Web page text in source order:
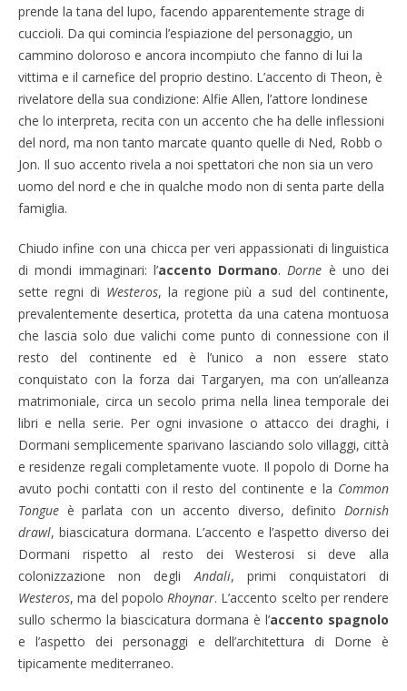
prende la tana del lupo, facendo apparentemente strage di
cuccioli. Da qui comincia l’espiazione del personaggio, un
cammino doloroso e ancora incompiuto che fanno di lui la
vittima e il carnefice del proprio destino. L’accento di Theon, è
rivelatore della sua condizione: Alfie Allen, l’attore londinese
che lo interpreta, recita con un accento che ha delle inflessioni
del nord, ma non tanto marcate quanto quelle di Ned, Robb o
Jon. Il suo accento rivela a noi spettatori che non sia un vero
uomo del nord e che in qualche modo non di senta parte della
famiglia.
Chiudo infine con una chicca per veri appassionati di linguistica
di mondi immaginari: l’accento Dormano.Dorne è uno dei
sette regni di Westeros, la regione più a sud del continente,
prevalentemente desertica, protetta da una catena montuosa
che lascia solo due valichi come punto di connessione con il
resto del continente ed è l’unico a non essere stato
conquistato con la forza dai Targaryen, ma con un’alleanza
matrimoniale, circa un secolo prima nella linea temporale dei
libri e nella serie. Per ogni invasione o attacco dei draghi, i
Dormani semplicemente sparivano lasciando solo villaggi, città
e residenze regali completamente vuote. Il popolo di Dorne ha
avuto pochi contatti con il resto del continente e la Common
Tongue è parlata con un accento diverso, definito Dornish
drawl, biascicatura dormana. L’accento e l’aspetto diverso dei
Dormani rispetto al resto dei Westerosi si deve alla
colonizzazione non degliAndali, primi conquistatori di
Westeros, ma del popolo Rhoynar. L’accento scelto per rendere
sullo schermo la biascicatura dormana è l’accento spagnolo
e l’aspetto dei personaggi e dell’architettura di Dorne è
tipicamente mediterraneo.